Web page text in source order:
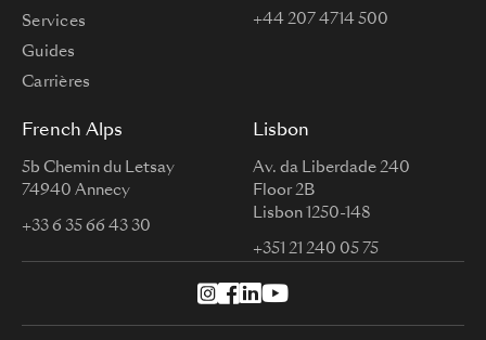
Services
Guides
Carrières
+44 207 4714 500
French Alps
5b Chemin du Letsay
74940 Annecy
+33 6 35 66 43 30
Lisbon
Av. da Liberdade 240
Floor 2B
Lisbon 1250-148
+351 21 240 05 75